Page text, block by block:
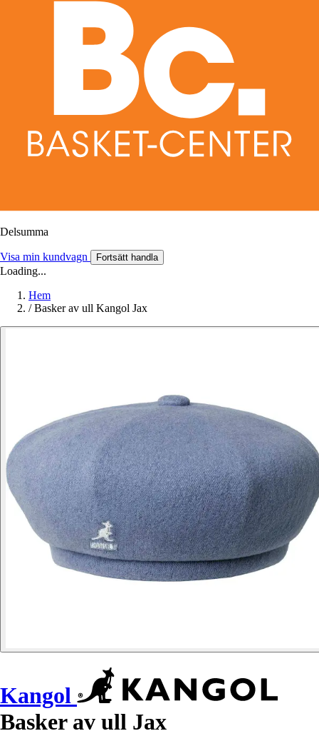
Delsumma
Visa min kundvagn Fortsätt handla
Loading...
Hem
/ Basker av ull Kangol Jax
Kangol
Basker av ull Jax